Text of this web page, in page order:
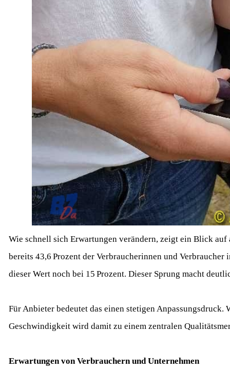
Wie schnell sich Erwartungen verändern, zeigt ein Blick
bereits 43,6 Prozent der Verbraucherinnen und
dieser Wert noch bei 15 Prozent. Dieser Sprung macht
Für Anbieter bedeutet das einen stetigen
Geschwindigkeit wird damit zu einem zentralen
Erwartungen von Verbrauchern und Unternehmen